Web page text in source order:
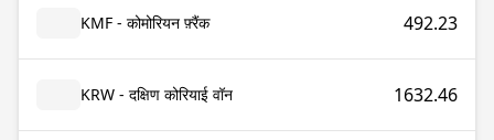
KMF - कोमोरियन फ़्रैंक 492.23
KRW - दक्षिण कोरियाई वॉन 1632.46